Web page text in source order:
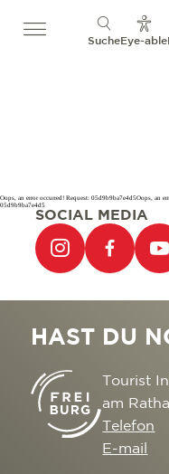
SucheEye-able
Oops, an error occurred! Request: 05d9b9ba7e4d5Oops, an
05d9b9ba7e4d5
SOCIAL MEDIA
HAST DU
Tourist
am
Telefon
E-mail